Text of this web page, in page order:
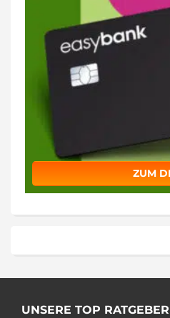
ZUM
UNSERE TOP RATGEBER